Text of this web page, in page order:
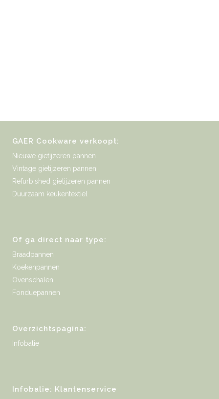
GAER Cookware verkoopt:
Nieuwe gietijzeren pannen
Vintage gietijzeren pannen
Refurbished gietijzeren pannen
Duurzaam keukentextiel
Of ga direct naar type:
Braadpannen
Koekenpannen
Ovenschalen
Fonduepannen
Overzichtspagina:
Infobalie
Infobalie: Klantenservice